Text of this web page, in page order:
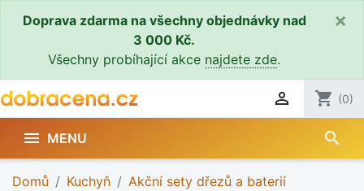
Doprava zdarma na všechny objednávky nad
3 000 Kč.
Všechny probíhající akce najdete zde.
×
 shopping_cart (0)
 MENU search
Domů Kuchyň
Akční sety dřezů a baterií